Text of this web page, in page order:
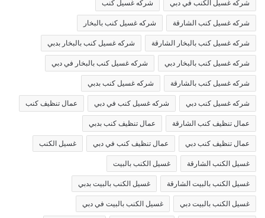
شركه غسيل الكنب في دبي شركه غسيل كنب
شركه غسيل كنب الشارقة شركه غسيل كنب بالبخار
شركه غسيل كنب بالبخار الشارقة شركه غسيل كنب بالبخار بدبي
شركه غسيل كنب بالبخار دبي شركه غسيل كنب بالبخار في دبي
شركه غسيل كنب بالشارقة شركه غسيل كنب بدبي
شركه غسيل كنب دبي شركه غسيل كنب في دبي عمال تنظيف كنب
عمال تنظيف كنب الشارقة عمال تنظيف كنب بدبي
عمال تنظيف كنب دبي عمال تنظيف كنب في دبي غسيل الكنب
غسيل الكنب الشارقة غسيل الكنب بالبيت
غسيل الكنب بالبيت الشارقة غسيل الكنب بالبيت بدبي
غسيل الكنب بالبيت دبي غسيل الكنب بالبيت في دبي